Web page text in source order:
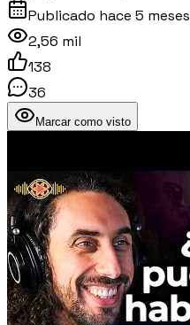
Publicado hace 5 meses
2,56 mil
138
36
Marcar como visto